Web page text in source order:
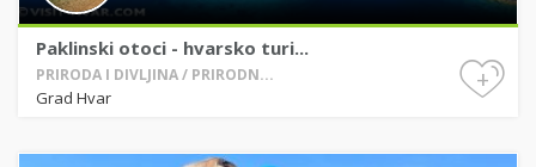
Paklinski otoci - hvarsko turi...
PRIRODA I DIVLJINA / PRIRODN...
Grad Hvar
+